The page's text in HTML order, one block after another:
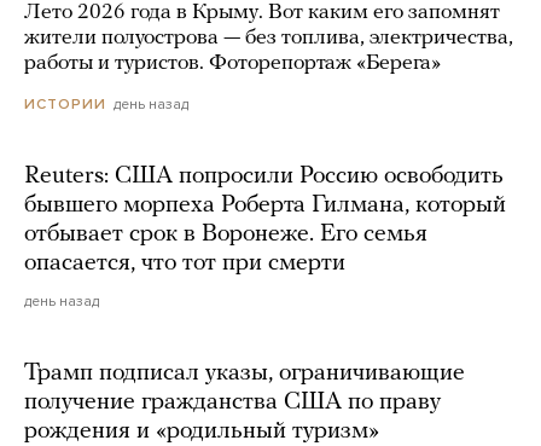
Лето 2026 года в Крыму. Вот каким его запомнят
жители полуострова — без топлива, электричества,
работы и туристов. Фоторепортаж «Берега»
ИСТОРИИ день назад
Reuters: США попросили Россию освободить
бывшего морпеха Роберта Гилмана, который
отбывает срок в Воронеже. Его семья
опасается, что тот при смерти
день назад
Трамп подписал указы, ограничивающие
получение гражданства США по праву
рождения и «родильный туризм»